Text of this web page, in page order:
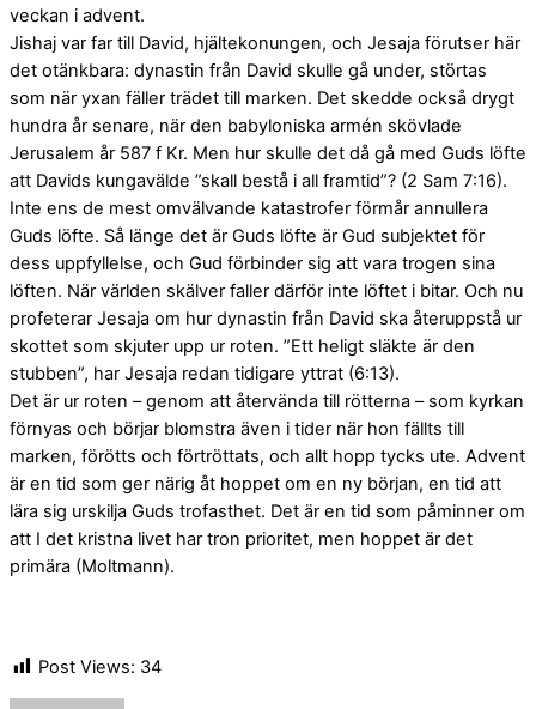
veckan i advent.
Jishaj var far till David, hjältekonungen, och Jesaja förutser här
det otänkbara: dynastin från David skulle gå under, störtas
som när yxan fäller trädet till marken. Det skedde också drygt
hundra år senare, när den babyloniska armén skövlade
Jerusalem år 587 f Kr. Men hur skulle det då gå med Guds löfte
att Davids kungavälde ”skall bestå i all framtid”? (2 Sam 7:16).
Inte ens de mest omvälvande katastrofer förmår annullera
Guds löfte. Så länge det är Guds löfte är Gud subjektet för
dess uppfyllelse, och Gud förbinder sig att vara trogen sina
löften. När världen skälver faller därför inte löftet i bitar. Och nu
profeterar Jesaja om hur dynastin från David ska återuppstå ur
skottet som skjuter upp ur roten. ”Ett heligt släkte är den
stubben”, har Jesaja redan tidigare yttrat (6:13).
Det är ur roten – genom att återvända till rötterna – som kyrkan
förnyas och börjar blomstra även i tider när hon fällts till
marken, förötts och förtröttats, och allt hopp tycks ute. Advent
är en tid som ger närig åt hoppet om en ny början, en tid att
lära sig urskilja Guds trofasthet. Det är en tid som påminner om
att I det kristna livet har tron prioritet, men hoppet är det
primära (Moltmann).
Post Views: 34